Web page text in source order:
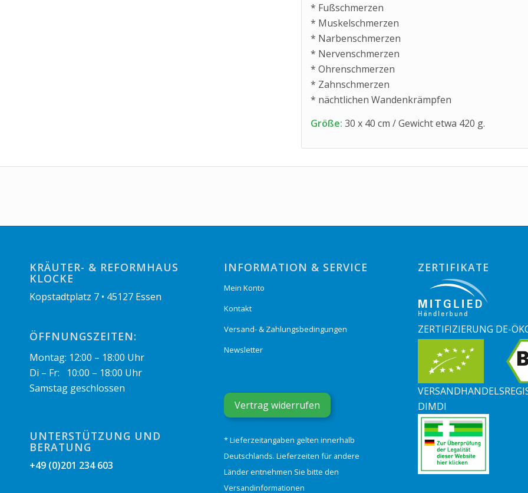
* Fußschmerzen
* Muskelschmerzen
* Narbenschmerzen
* Nervenschmerzen
* Ohrenschmerzen
* Zahnschmerzen
* nächtlichen Wandenkrämpfen
Größe: 30 x 40 cm / Gewicht etwa 420 g.
KRÄUTER- & REFORMHAUS
KLOCKE
Kopstadtplatz 7 • 45127 Essen
ÖFFNUNGSZEITEN:
Montag: 12:00 – 18:00 Uhr
Di – Fr: 10:00 – 18:00 Uhr
Samstag geschlossen
UNTERSTÜTZUNG UND
BERATUNG
+49 (0)201 234 603
INFORMATION & SERVICE
Mein Konto
Kontakt
Versand- & Zahlungsbedingungen
Newsletter
Vertrag widerrufen
* Lieferzeitangaben gelten innerhalb
Deutschlands. Lieferzeiten für andere
Länder entnehmen Sie bitte den
Versandinformationen
ZERTIFIKATE
ZERTIFIZIERUNG DE-
DIMDI